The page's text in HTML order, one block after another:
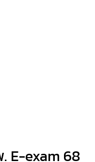
E-exam 68